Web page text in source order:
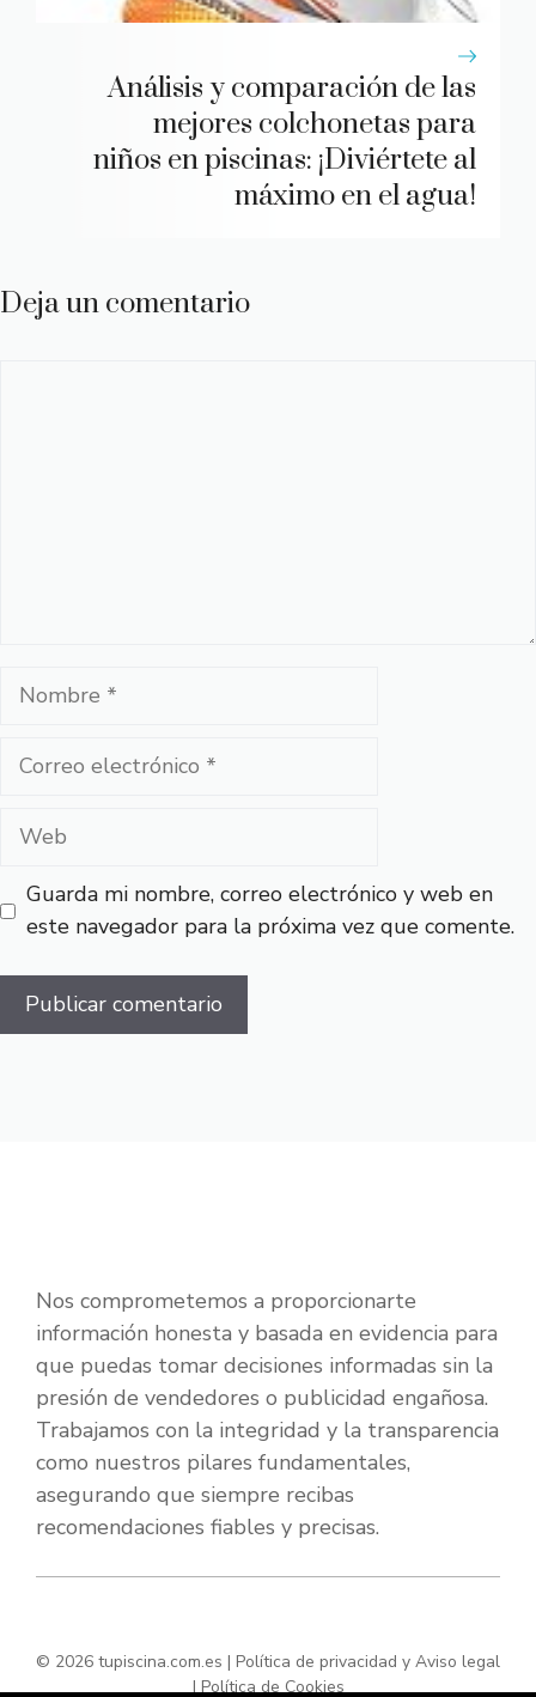
Análisis y comparación de las
mejores colchonetas para
niños en piscinas: ¡Diviértete al
máximo en el agua!
Deja un comentario
Nombre
Correo
Web
Guarda mi nombre, correo electrónico y web en
este navegador para la próxima vez que comente.
Nos comprometemos a proporcionarte
información honesta y basada en evidencia para
que puedas tomar decisiones informadas sin la
presión de vendedores o publicidad engañosa.
Trabajamos con la integridad y la transparencia
como nuestros pilares fundamentales,
asegurando que siempre recibas
recomendaciones fiables y precisas.
© 2026 tupiscina.com.es | Política de privacidad y Aviso legal
|Política de Cookies